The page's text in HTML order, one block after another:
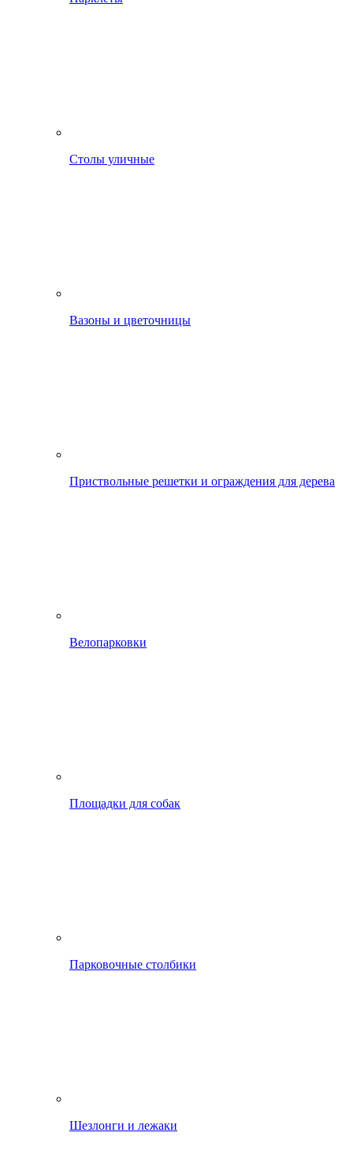
Столы уличные
Вазоны и цветочницы
Приствольные решетки и ограждения для дерева
Велопарковки
Площадки для собак
Парковочные столбики
Шезлонги и лежаки